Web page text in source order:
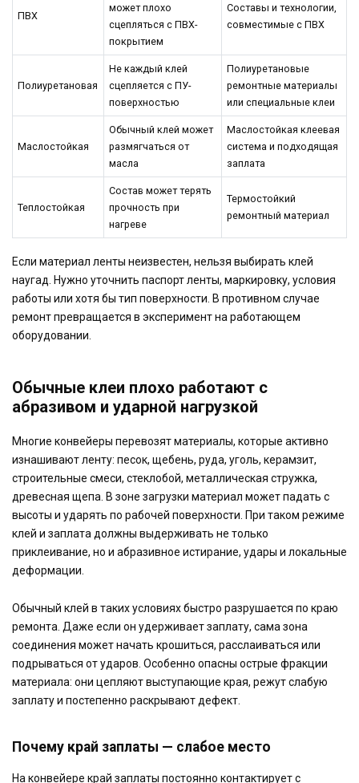
ПВХ
может плохо
сцепляться с ПВХ-
покрытием
Составы и технологии,
совместимые с ПВХ
Полиуретановая
Не каждый клей
сцепляется с ПУ-
поверхностью
Полиуретановые
ремонтные материалы
или специальные клеи
Маслостойкая
Обычный клей может
размягчаться от
масла
Маслостойкая клеевая
система и подходящая
заплата
Теплостойкая
Состав может терять
прочность при
нагреве
Термостойкий
ремонтный материал
Если материал ленты неизвестен, нельзя выбирать клей
наугад. Нужно уточнить паспорт ленты, маркировку, условия
работы или хотя бы тип поверхности. В противном случае
ремонт превращается в эксперимент на работающем
оборудовании.
Обычные клеи плохо работают с
абразивом и ударной нагрузкой
Многие конвейеры перевозят материалы, которые активно
изнашивают ленту: песок, щебень, руда, уголь, керамзит,
строительные смеси, стеклобой, металлическая стружка,
древесная щепа. В зоне загрузки материал может падать с
высоты и ударять по рабочей поверхности. При таком режиме
клей и заплата должны выдерживать не только
приклеивание, но и абразивное истирание, удары и локальные
деформации.
Обычный клей в таких условиях быстро разрушается по краю
ремонта. Даже если он удерживает заплату, сама зона
соединения может начать крошиться, расслаиваться или
подрываться от ударов. Особенно опасны острые фракции
материала: они цепляют выступающие края, режут слабую
заплату и постепенно раскрывают дефект.
Почему край заплаты — слабое место
На конвейере край заплаты постоянно контактирует с